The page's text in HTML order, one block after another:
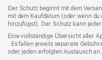
Der Schutz beginnt mit dem
mit dem Kaufdatum (oder wenn
hinzufügst). Der Schutz kann
Eine vollständige Übersicht aller
(Öffnet
ein
. Es fallen jeweils separate
oder jeden erfolgten Austausch an.